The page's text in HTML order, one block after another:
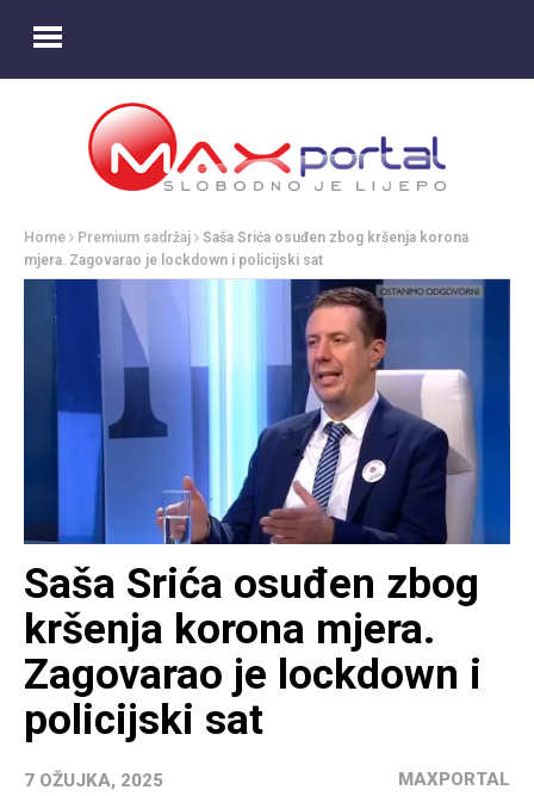
Home Premium sadržaj
Saša Srića osuđen zbog kršenja korona
mjera. Zagovarao je lockdown i policijski sat
Saša Srića osuđen zbog
kršenja korona mjera.
Zagovarao je lockdown i
policijski sat
7 OŽUJKA, 2025 MAXPORTAL